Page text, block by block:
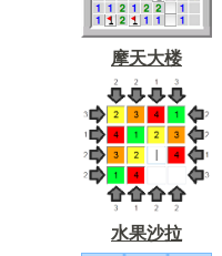
摩天大楼
水果沙拉